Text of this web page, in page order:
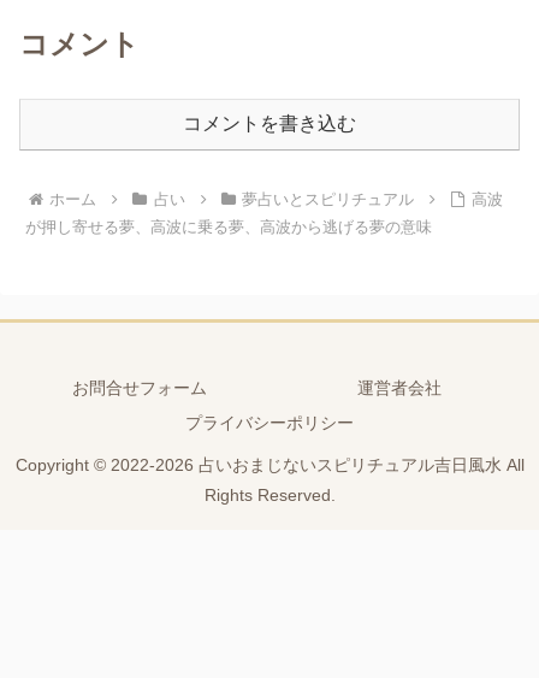
コメント
コメントを書き込む
ホーム 占い 夢占いとスピリチュアル
高波
が押し寄せる夢、高波に乗る夢、高波から逃げる夢の意味
お問合せフォーム
運営者会社
プライバシーポリシー
Copyright © 2022-2026 占いおまじないスピリチュアル吉日風水 All
Rights Reserved.